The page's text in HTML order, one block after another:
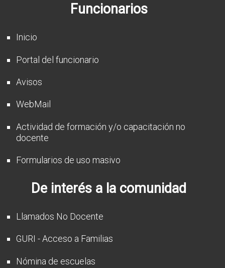
Funcionarios
Inicio
Portal del funcionario
Avisos
WebMail
Actividad de formación y/o capacitación no
docente
Formularios de uso masivo
De interés a la comunidad
Llamados No Docente
GURI - Acceso a Familias
Nómina de escuelas